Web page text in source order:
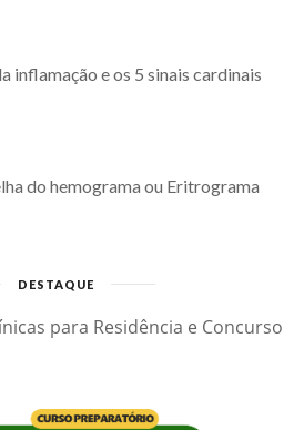
inflamação e os 5 sinais cardinais
do hemograma ou Eritrograma
DESTAQUE
para Residência e Concurso